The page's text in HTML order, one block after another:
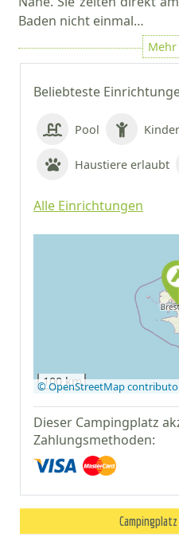
Beliebteste
Pool
Haustiere erlaubt
Alle Einrichtungen
Auf
100 km
© OpenStreetMap
Dieser Campingplatz
Zahlungsmethoden:
Baden nicht einmal…